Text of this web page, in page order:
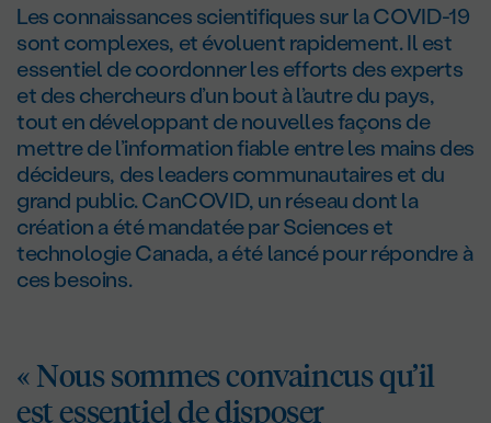
Les connaissances scientifiques sur la COVID-19
sont complexes, et évoluent rapidement. Il est
essentiel de coordonner les efforts des experts
et des chercheurs d’un bout à l’autre du pays,
tout en développant de nouvelles façons de
mettre de l’information fiable entre les mains des
décideurs, des leaders communautaires et du
grand public. CanCOVID, un réseau dont la
création a été mandatée par Sciences et
technologie Canada, a été lancé pour répondre à
ces besoins.
« Nous sommes convaincus qu’il
est essentiel de disposer